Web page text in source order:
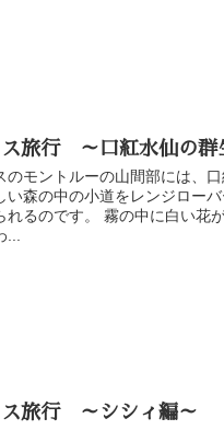
ス旅行 ～口紅水仙の群
のモントルーの山間部には、
い森の中の小道をレンジロー
れるのです。 霧の中に白い花
ス旅行 ～シシィ編～